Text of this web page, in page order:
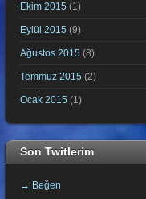
Ekim 2015 (1)
Eylül 2015 (9)
Ağustos 2015 (8)
Temmuz 2015 (2)
Ocak 2015 (1)
Son Twitlerim
→ Beğen